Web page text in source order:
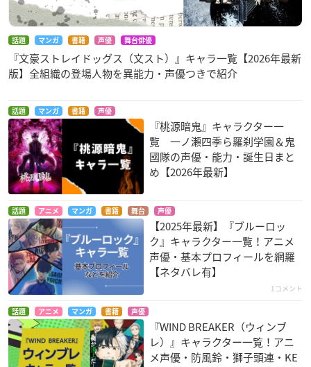
話題 マンガ 書籍 声優 舞台俳優
『文豪ストレイドッグス（文スト）』キャラ一覧【2026年最新
版】全組織の登場人物を異能力・声優つきで紹介
話題 マンガ 書籍 声優
『桃源暗鬼』キャラクター一
覧 一ノ瀬四季ら羅刹学園＆鬼
國隊の声優・能力・誕生日まと
め【2026年最新】
話題 アニメ マンガ 書籍 舞台 声優
【2025年最新】『ブルーロッ
ク』キャラクター一覧！アニメ
声優・基本プロフィールを網羅
【ネタバレ有】
1コメント
話題 アニメ マンガ 書籍 声優
『WIND BREAKER（ウィンブ
レ）』キャラクター一覧！アニ
メ声優・防風鈴・獅子頭連・KE